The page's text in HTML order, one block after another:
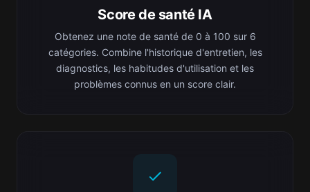
Score de santé IA
Obtenez une note de santé de 0 à 100 sur 6
catégories. Combine l'historique d'entretien, les
diagnostics, les habitudes d'utilisation et les
problèmes connus en un score clair.